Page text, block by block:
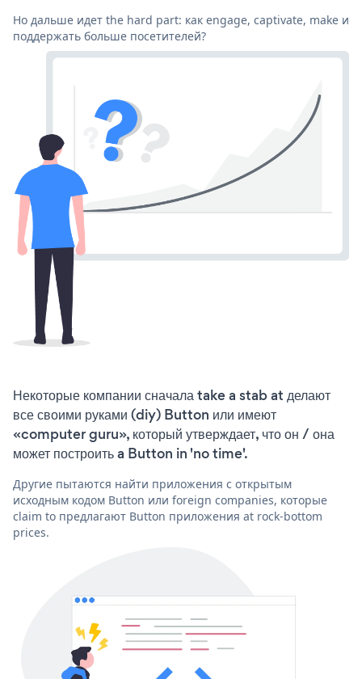
Но дальше идет the hard part: как engage, captivate, make и
поддержать больше посетителей?
Некоторые компании сначала take a stab at делают
все своими руками (diy) Button или имеют
«computer guru», который утверждает, что он / она
может построить a Button in 'no time'.
Другие пытаются найти приложения с открытым
исходным кодом Button или foreign companies, которые
claim to предлагают Button приложения at rock-bottom
prices.